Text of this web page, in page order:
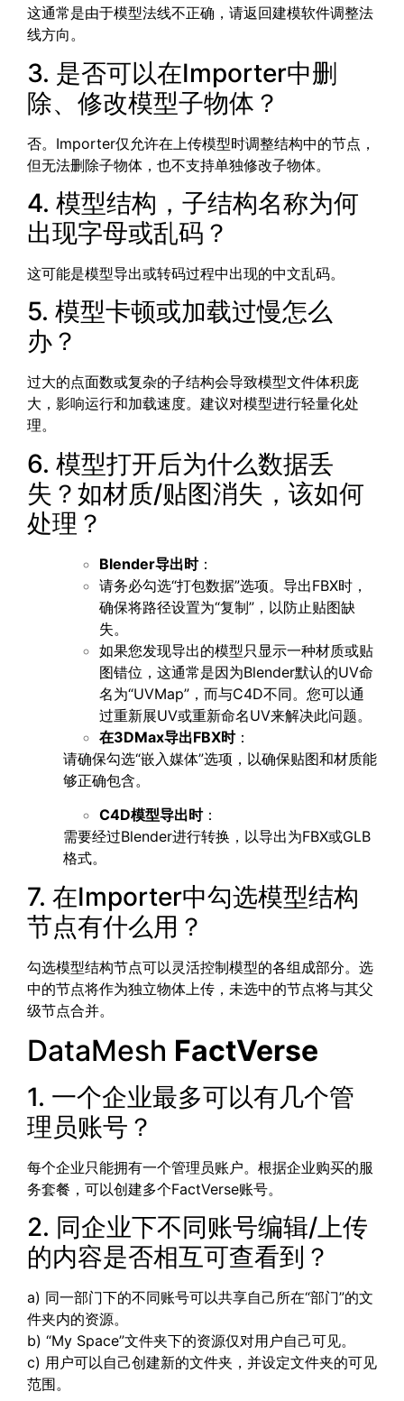
这通常是由于模型法线不正确，请返回建模软件调整法
线方向。
3. 是否可以在Importer中删
除、修改模型子物体？
否。Importer仅允许在上传模型时调整结构中的节点，
但无法删除子物体，也不支持单独修改子物体。
4. 模型结构，子结构名称为何
出现字母或乱码？
这可能是模型导出或转码过程中出现的中文乱码。
5. 模型卡顿或加载过慢怎么
办？
过大的点面数或复杂的子结构会导致模型文件体积庞
大，影响运行和加载速度。建议对模型进行轻量化处
理。
6. 模型打开后为什么数据丢
失？如材质/贴图消失，该如何
处理？
Blender导出时：
请务必勾选“打包数据”选项。导出FBX时，
确保将路径设置为“复制”，以防止贴图缺
失。
如果您发现导出的模型只显示一种材质或贴
图错位，这通常是因为Blender默认的UV命
名为“UVMap”，而与C4D不同。您可以通
过重新展UV或重新命名UV来解决此问题。
在3DMax导出FBX时：
请确保勾选“嵌入媒体”选项，以确保贴图和材质能
够正确包含。
C4D模型导出时：
需要经过Blender进行转换，以导出为FBX或GLB
格式。
7. 在Importer中勾选模型结构
节点有什么用？
勾选模型结构节点可以灵活控制模型的各组成部分。选
中的节点将作为独立物体上传，未选中的节点将与其父
级节点合并。
DataMesh FactVerse
1. 一个企业最多可以有几个管
理员账号？
每个企业只能拥有一个管理员账户。根据企业购买的服
务套餐，可以创建多个FactVerse账号。
2. 同企业下不同账号编辑/上传
的内容是否相互可查看到？
a) 同一部门下的不同账号可以共享自己所在“部门”的文
件夹内的资源。
b) “My Space”文件夹下的资源仅对用户自己可见。
c) 用户可以自己创建新的文件夹，并设定文件夹的可见
范围。